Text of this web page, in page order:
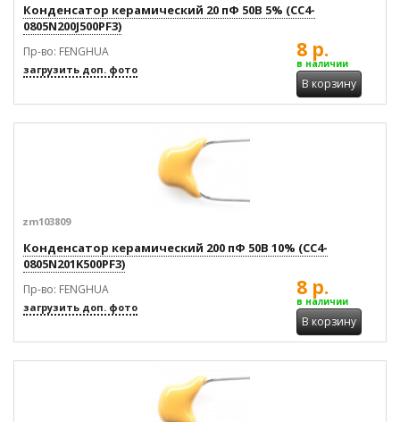
Конденсатор керамический 20 пФ 50В 5% (CC4-
0805N200J500PF3)
Пр-во: FENGHUA
загрузить доп. фото
8 р.
в наличии
В корзину
zm103809
Конденсатор керамический 200 пФ 50В 10% (CC4-
0805N201K500PF3)
Пр-во: FENGHUA
загрузить доп. фото
8 р.
в наличии
В корзину